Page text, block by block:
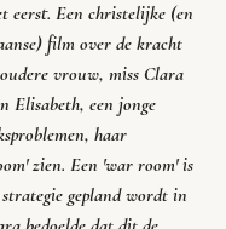
eerst. Een christelijke (en
film over de kracht
vrouw, miss Clara
Elisabeth, een jonge
haar
' zien. Een 'war room' is
gepland wordt in